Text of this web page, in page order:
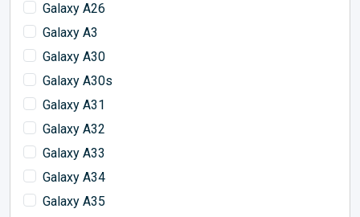
Galaxy A26
Galaxy A3
Galaxy A30
Galaxy A30s
Galaxy A31
Galaxy A32
Galaxy A33
Galaxy A34
Galaxy A35